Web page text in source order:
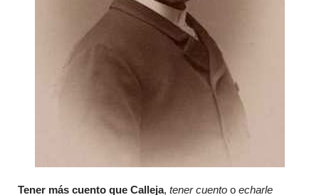
Tener más cuento que Calleja, tener cuento o echarle